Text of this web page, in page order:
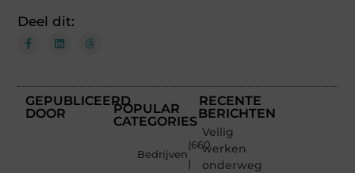
Deel dit:
GEPUBLICEERD
DOOR
POPULAR
CATEGORIES
Bedrijven
(660
)
RECENTE
BERICHTEN
Veilig
werken
onderweg: